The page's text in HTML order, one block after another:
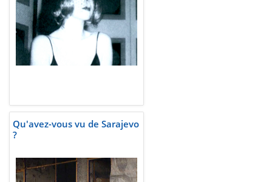
Qu'avez-vous vu de Sarajevo
?